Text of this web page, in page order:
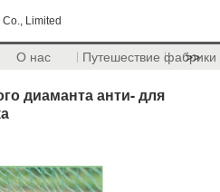
Limited
О нас Путешествие фабрики
>>
диаманта анти- для